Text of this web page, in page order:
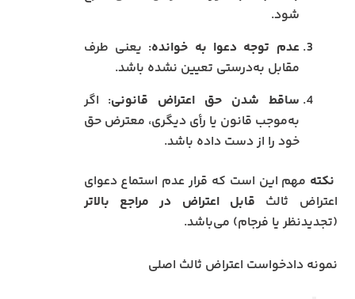
شود.
عدم توجه دعوا به خوانده: یعنی طرف
مقابل به‌درستی تعیین نشده باشد.
ساقط شدن حق اعتراض قانونی: اگر
به‌موجب قانون یا رأی دیگری، معترض حق
خود را از دست داده باشد.
نکته مهم این است که قرار عدم استماع دعوای
اعتراض ثالث قابل اعتراض در مراجع بالاتر
(تجدیدنظر یا فرجام) می‌باشد.
نمونه دادخواست اعتراض ثالث اصلی